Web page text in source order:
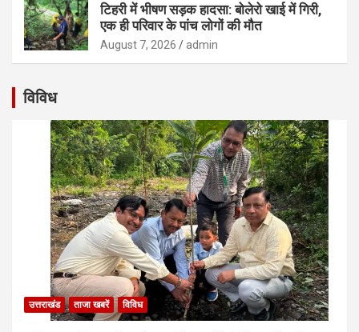
टिहरी में भीषण सड़क हादसा: बोलेरो खाई में गिरी,
एक ही परिवार के पांच लोगों की मौत
August 7, 2026 admin
विविध
उत्तराखंड ताजा खबरें विविध